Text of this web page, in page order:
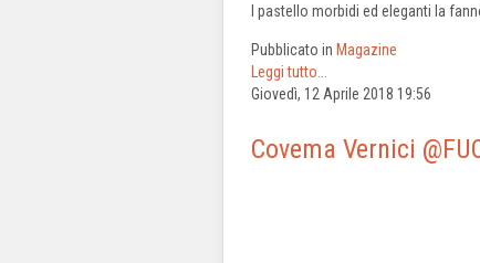
I pastello morbidi ed eleganti la
Pubblicato in Magazine
Leggi tutto...
Giovedì, 12 Aprile 2018 19:56
Covema Vernici